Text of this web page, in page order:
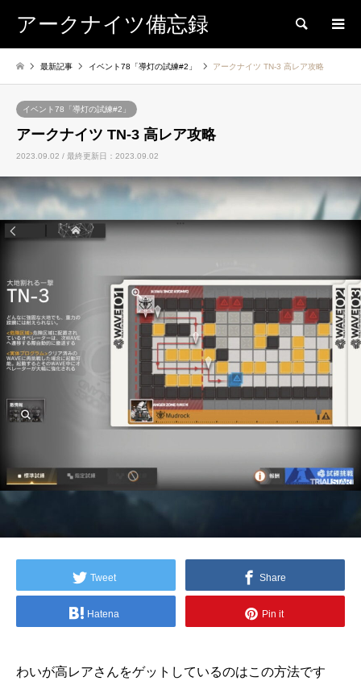
アークナイツ備忘録 検索
最新記事 イベント78「導灯の試練#2」 アークナイツ TN-3 高レア攻略
イベント78「導灯の試練#2」
アークナイツ TN-3 高レア攻略
2023.09.02 / 最終更新日：2023.09.02
Tweet Share
Hatena Pin it
わいが高レアさんをゲットしているのはこの方法です